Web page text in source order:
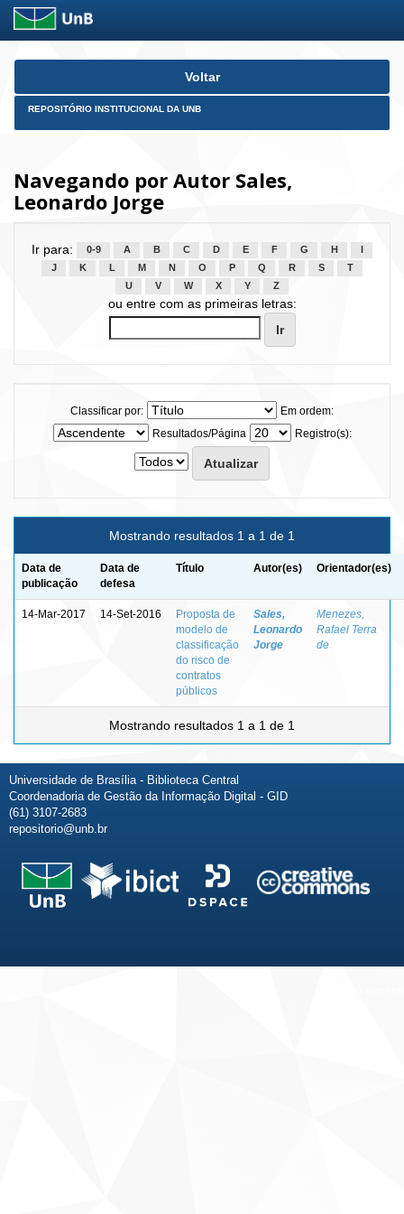
Skip
Voltar
REPOSITÓRIO INSTITUCIONAL DA UNB
Navegando por Autor Sales,
Leonardo Jorge
Ir para: 0-9 A B C D E F G H
J
K L M N O P Q R S
T
U
V W X Y Z
ou entre com as primeiras letras:
Classificar por:
Em ordem:
Resultados/Página
Registro(s):
Mostrando resultados 1 a 1 de 1
Data de
publicação
Data de
defesa
Título Autor(es) Orientador(es)
14-Mar-2017 14-Set-2016
Proposta de
modelo de
classificação
do risco de
contratos
públicos
Sales,
Leonardo
Jorge
Menezes,
Rafael Terra
de
Mostrando resultados 1 a 1 de 1
Universidade de Brasília - Biblioteca Central
Coordenadoria de Gestão da Informação Digital - GID
(61) 3107-2683
repositorio@unb.br